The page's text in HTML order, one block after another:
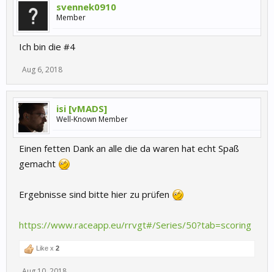
svennek0910
Member
Ich bin die #4
Aug 6, 2018
isi [vMADS]
Well-Known Member
Einen fetten Dank an alle die da waren hat echt Spaß
gemacht
Ergebnisse sind bitte hier zu prüfen
https://www.raceapp.eu/rrvgt#/Series/50?tab=scoring
Like x 2